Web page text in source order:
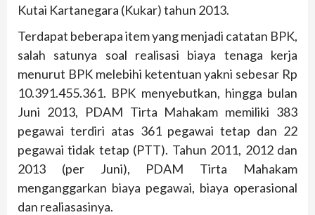
Kutai Kartanegara (Kukar) tahun 2013.
Terdapat beberapa item yang menjadi catatan BPK,
salah satunya soal realisasi biaya tenaga kerja
menurut BPK melebihi ketentuan yakni sebesar Rp
10.391.455.361. BPK menyebutkan, hingga bulan
Juni 2013, PDAM Tirta Mahakam memiliki 383
pegawai terdiri atas 361 pegawai tetap dan 22
pegawai tidak tetap (PTT). Tahun 2011, 2012 dan
2013 (per Juni), PDAM Tirta Mahakam
menganggarkan biaya pegawai, biaya operasional
dan realiasasinya.